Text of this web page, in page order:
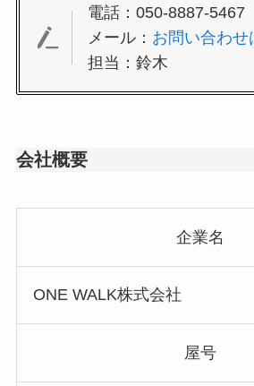
電話：050-8887-5467
メール： お問い合わせ
担当：鈴木
会社概要
企業名
ONE WALK株式会社
屋号